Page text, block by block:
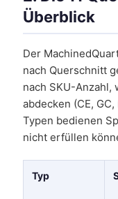
Überblick
Der
nach Querschnitt
nach SKU-Anzahl,
abdecken (CE,
Typen bedienen
nicht erfüllen
Typ